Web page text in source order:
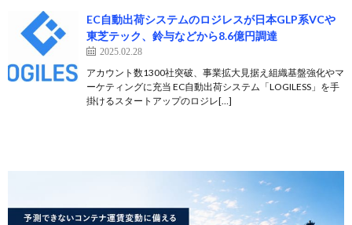
EC自動出荷システムのロジレスが日本GLP系VCや
東芝テック、鈴与などから8.6億円調達
2025.02.28
アカウント数1300社突破、事業拡大見据え組織基盤強化やマ
ーケティングに充当 EC自動出荷システム「LOGILESS」を手
掛けるスタートアップのロジレ[…]